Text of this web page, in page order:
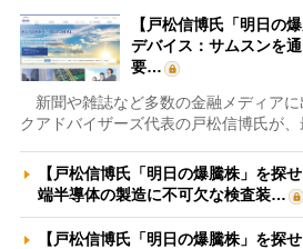
【戸松信博氏「明日の
デバイス：サムスンを
要…
新聞や雑誌など多数の金融メディア
クアドバイザーズ代表の戸松信博氏が、
【戸松信博氏「明日の爆騰株」を探
端半導体の製造に不可欠な検査装…
【戸松信博氏「明日の爆騰株」を探